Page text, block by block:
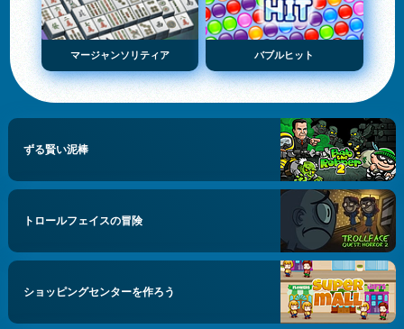
マージャンソリティア バブルヒット
ずる賢い泥棒
トロールフェイスの冒険
ショッピングセンターを作ろう